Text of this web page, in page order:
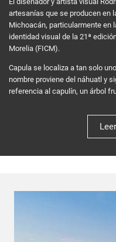
artesanías que se producen en
Michoacán, particularmente en
identidad visual de la 21ª
Morelia (FICM).
Capula se localiza a tan solo
nombre proviene del náhuatl y
referencia al capulín, un árbol